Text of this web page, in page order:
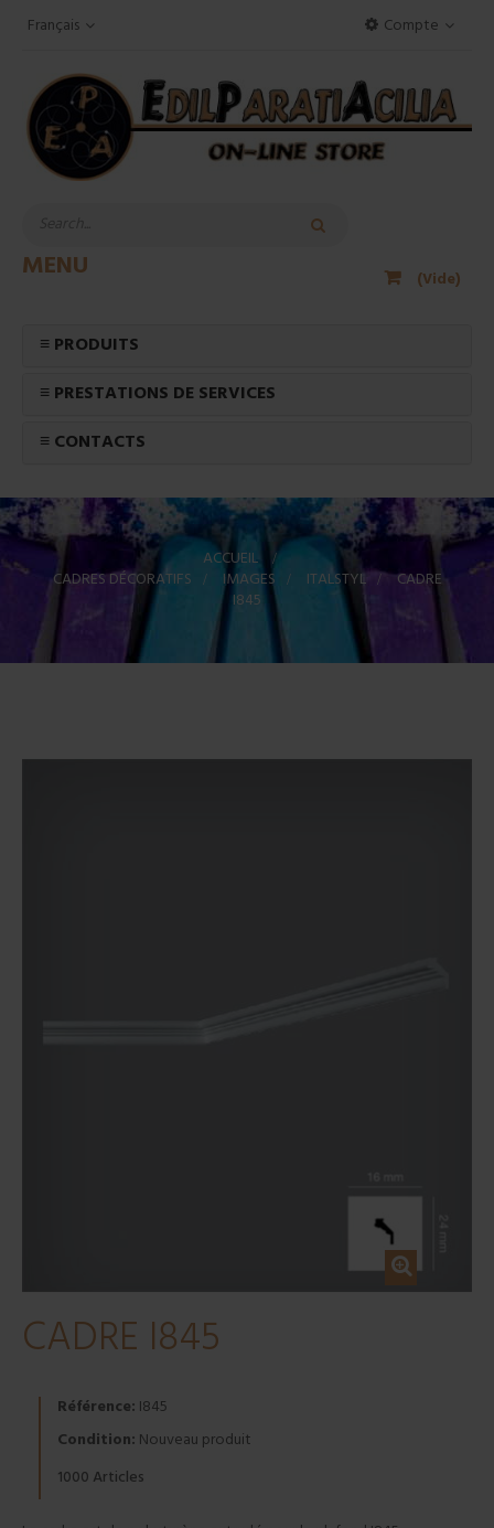
Compte
Français
(Vide)
MENU
≡ PRODUITS
≡ PRESTATIONS DE SERVICES
≡ CONTACTS
ACCUEIL >
CADRES DÉCORATIFS > IMAGES > ITALSTYL > CADRE
I845
CADRE I845
Référence: I845
Condition: Nouveau produit
1000 Articles